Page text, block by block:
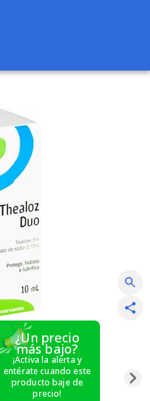
¿Un precio
más bajo?
¡Activa la alerta y
entérate cuando este
producto baje de
precio!